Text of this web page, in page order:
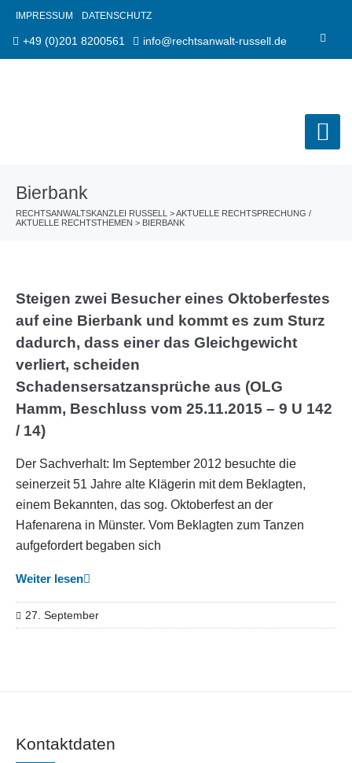
IMPRESSUM DATENSCHUTZ
+49 (0)201 8200561 info@rechtsanwalt-russell.de
Bierbank
RECHTSANWALTSKANZLEI RUSSELL >AKTUELLE RECHTSPRECHUNG /
AKTUELLE RECHTSTHEMEN > BIERBANK
Steigen zwei Besucher eines Oktoberfestes
auf eine Bierbank und kommt es zum Sturz
dadurch, dass einer das Gleichgewicht
verliert, scheiden
Schadensersatzansprüche aus (OLG
Hamm, Beschluss vom 25.11.2015 – 9 U 142
/ 14)
Der Sachverhalt: Im September 2012 besuchte die
seinerzeit 51 Jahre alte Klägerin mit dem Beklagten,
einem Bekannten, das sog. Oktoberfest an der
Hafenarena in Münster. Vom Beklagten zum Tanzen
aufgefordert begaben sich
Weiter lesen
27. September
Kontaktdaten